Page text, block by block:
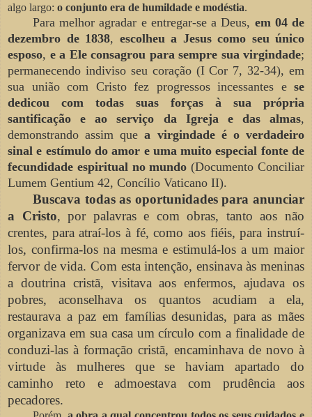
algo largo: o conjunto era de humildade e modéstia.
Para melhor agradar e entregar-se a Deus, em 04 de
dezembro de 1838, escolheu a Jesus como seu único
esposo, e a Ele consagrou para sempre sua virgindade;
permanecendo indiviso seu coração (I Cor 7, 32-34), em
sua união com Cristo fez progressos incessantes e se
dedicou com todas suas forças à sua própria
santificação e ao serviço da Igreja e das almas,
demonstrando assim quea virgindade é o verdadeiro
sinal e estímulo do amor e uma muito especial fonte de
fecundidade espiritual no mundo (Documento Conciliar
Lumem Gentium 42, Concílio Vaticano II).
Buscava todas as oportunidades para anunciar
a Cristo, por palavras e com obras, tanto aos não
crentes, para atraí-los à fé, como aos fiéis, para instruí-
los, confirma-los na mesma e estimulá-los a um maior
fervor de vida. Com esta intenção, ensinava às meninas
a doutrina cristã, visitava aos enfermos, ajudava os
pobres, aconselhava os quantos acudiam a ela,
restaurava a paz em famílias desunidas, para as mães
organizava em sua casa um círculo com a finalidade de
conduzi-las à formação cristã, encaminhava de novo à
virtude às mulheres que se haviam apartado do
caminho reto e admoestava com prudência aos
pecadores.